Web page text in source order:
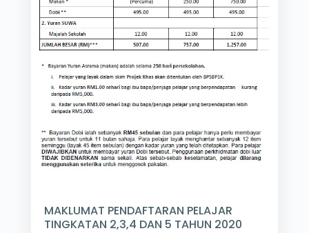
MAKLUMAT PENDAFTARAN PELAJAR
TINGKATAN 2,3,4 DAN 5 TAHUN 2020